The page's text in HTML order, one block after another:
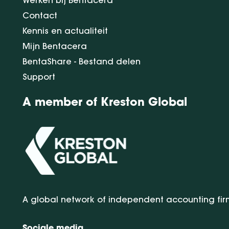
Contact
Kennis en actualiteit
Mijn Bentacera
BentaShare - Bestand delen
Support
A member of Kreston Global
A global network of independent accounting